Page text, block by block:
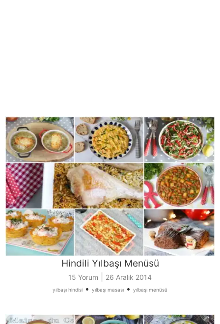
Hindili Yılbaşı Menüsü
15 Yorum 26 Aralık 2014
yılbaşı hindisi • yılbaşı masası • yılbaşı menüsü